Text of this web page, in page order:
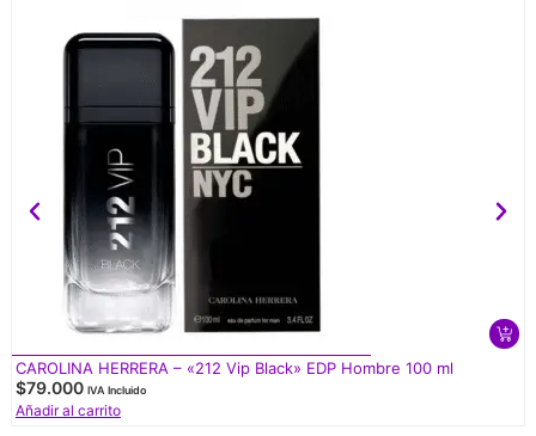
CAROLINA HERRERA – «212 Vip Black» EDP Hombre 100 ml
$79.000 IVA Incluido
Añadir al carrito